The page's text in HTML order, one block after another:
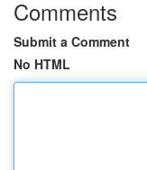
Comments
Submit a Comment
No HTML